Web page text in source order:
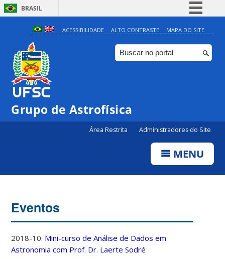
BRASIL
Simplifique!
Comunica BR
Participe
ACESSIBILIDADE ALTO CONTRASTE MAPA DO SITE
Grupo de Astrofísica
Área Restrita Administradores do Site
MENU
Eventos
2018-10: Mini-curso de Análise de Dados em
Astronomia com Prof. Dr. Laerte Sodré